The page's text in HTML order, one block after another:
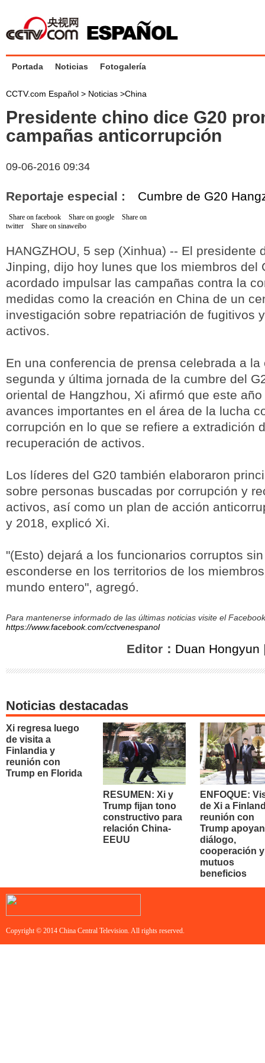
Portada Noticias Fotogalería
CCTV.com Español > Noticias >China
Presidente chino dice G20
campañas anticorrupción
09-06-2016 09:34
Reportaje especial : Cumbre de G20
Share on facebook Share on google
Share on
twitter
Share on sinaweibo
HANGZHOU, 5 sep (Xinhua) -- El presidente
Jinping, dijo hoy lunes que los miembros del
acordado impulsar las campañas contra la
medidas como la creación en China de un
investigación sobre repatriación de fugitivos
activos.
En una conferencia de prensa celebrada a
segunda y última jornada de la cumbre del
oriental de Hangzhou, Xi afirmó que este
avances importantes en el área de la lucha
corrupción en lo que se refiere a extradición
recuperación de activos.
Los líderes del G20 también elaboraron
sobre personas buscadas por corrupción y
activos, así como un plan de acción
y 2018, explicó Xi.
"(Esto) dejará a los funcionarios corruptos
esconderse en los territorios de los
mundo entero", agregó.
Para mantenerse informado de las últimas noticias visite el
https://www.facebook.com/cctvenespanol
Editor： Duan Hongyun
Noticias destacadas
Xi regresa luego
de visita a
Finlandia y
reunión con
Trump en Florida
RESUMEN: Xi y
Trump fijan tono
constructivo para
relación China-
EEUU
ENFOQUE:
de Xi a
reunión con
Trump apoyan
diálogo,
cooperación y
mutuos
beneficios
Copyright © 2014 China Central Television. All rights reserved.